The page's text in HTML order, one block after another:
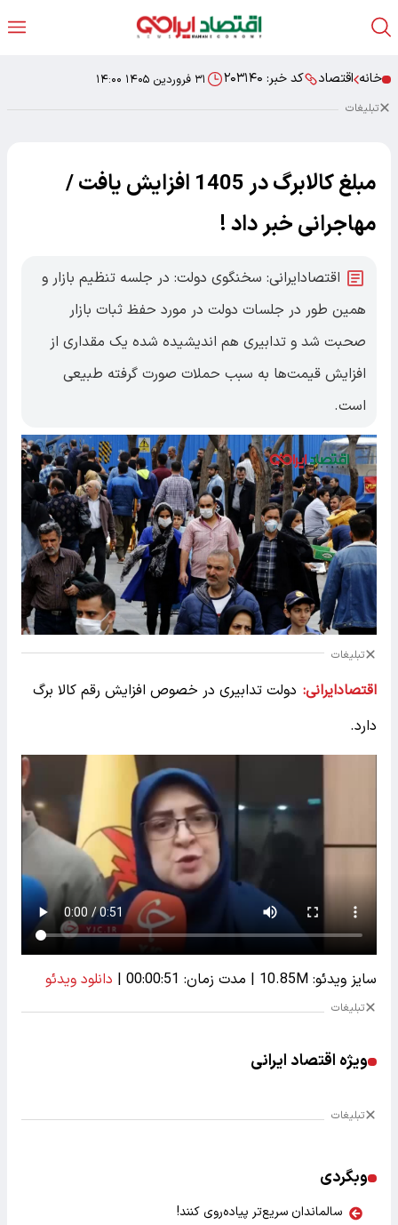
خانه اقتصاد کد خبر: ۲۰۳۱۴۰ ۳۱ فروردین ۱۴۰۵ ۱۴:۰۰
تبلیغات
مبلغ کالابرگ در 1405 افزایش یافت /
مهاجرانی خبر داد !
اقتصادایرانی: سخنگوی دولت: در جلسه تنظیم بازار و
همین طور در جلسات دولت در مورد حفظ ثبات بازار
صحبت شد و تدابیری هم اندیشیده شده یک مقداری از
افزایش قیمت‌ها به سبب حملات صورت گرفته طبیعی
است.
تبلیغات
اقتصادایرانی: دولت تدابیری در خصوص افزایش رقم کالا برگ
دارد.
سایز ویدئو: 10.85M | مدت زمان: 00:00:51 | دانلود ویدئو
تبلیغات
ویژه اقتصاد ایرانی
تبلیغات
وبگردی
سالماندان سریع‌تر پیاده‌روی کنند!